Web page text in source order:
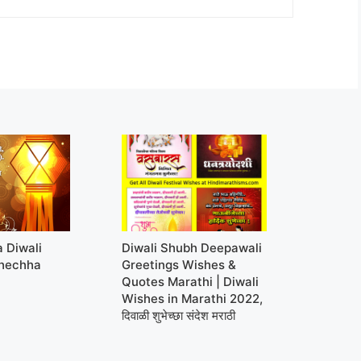
Diwali
Diwali Shubh Deepawali
Greetings Wishes &
Quotes Marathi | Diwali
Wishes in Marathi 2022,
दिवाळी शुभेच्छा संदेश मराठी